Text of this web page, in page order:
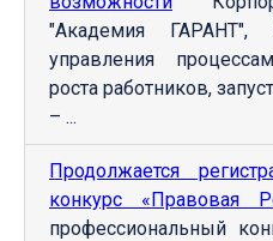
"Академия ГАРАНТ",
управления
роста работников,
– ...
Продолжается
конкурс «Правовая
профессиональный